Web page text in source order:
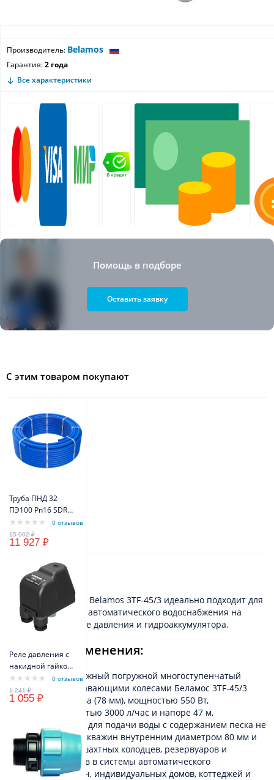
Производитель: Belamos
Гарантия:2 года
Все характеристики
Помощь в подборе
Оставить заявку
С этим товаром покупают
Труба ПНД 32
ПЭ100 Pn16 SDR11
(бухта 100м)
(синий цвет)
VODOS Standart
0 отзывов
11 927 ₽
Реле давления с
накидной гайкой
VODOS PM/5 1/4" -
FG 16A(10A) IP44
0 отзывов
1 055 ₽
Описание
Скважинный насос Belamos 3TF-45/3 идеально подходит для
работы в системах автоматического водоснабжения на
основе насоса, реле давления и гидроаккумулятора.
Область применения:
Бытовой центробежный погружной многоступенчатый
электронасос c плавающими колесами Беламос 3TF-45/3
диаметром 3 дюйма (78 мм), мощностью 550 Вт,
производительностью 3000 л/час и напоре 47 м,
предназначенный для подачи воды с содержанием песка не
более 180 г/м3 из скважин внутренним диаметром 80 мм и
более, а также из шахтных колодцев, резервуаров и
открытых водоемов в системы автоматического
водоснабжения дач, индивидуальных домов, коттеджей и